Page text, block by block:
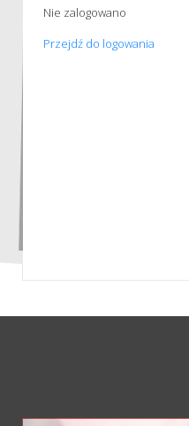
Nie zalogowano
Przejdź do logowania